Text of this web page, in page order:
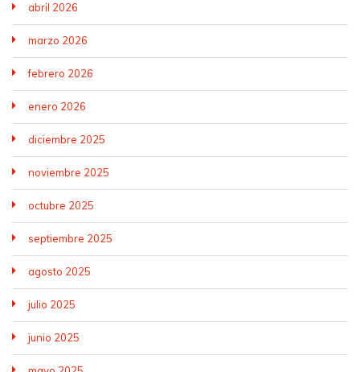
abril 2026
marzo 2026
febrero 2026
enero 2026
diciembre 2025
noviembre 2025
octubre 2025
septiembre 2025
agosto 2025
julio 2025
junio 2025